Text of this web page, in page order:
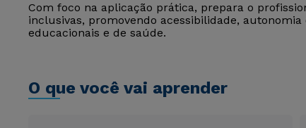
Com foco na aplicação prática, prepara o
inclusivas, promovendo acessibilidade,
educacionais e de saúde.
O que você vai aprender